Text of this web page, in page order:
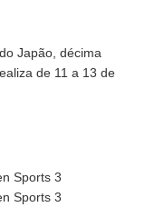
Japão, décima
de 11 a 13 de
Sports 3
Sports 3